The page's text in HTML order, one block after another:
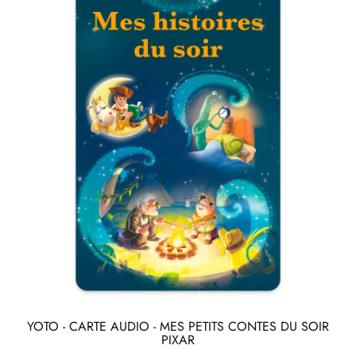
YOTO - CARTE AUDIO - MES PETITS CONTES DU SOIR
PIXAR